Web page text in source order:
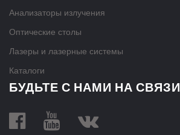
Анализаторы излучения
Оптические столы
Лазеры и лазерные системы
Каталоги
БУДЬТЕ С НАМИ НА СВЯЗИ